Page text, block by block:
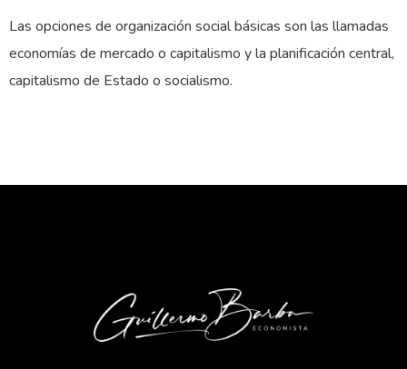
Las opciones de organización social básicas son las llamadas
economías de mercado o capitalismo y la planificación central,
capitalismo de Estado o socialismo.